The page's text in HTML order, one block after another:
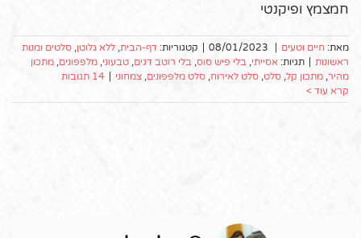
חמצמץ ופיקנטי
מאת: חיים וטעים 08/01/2023 קטגוריות: דף-הבית, ללא גלוטן, סלטים ומנות
ראשונות
תגיות: אסייתי, בלי פיש סוס, בלי רוטב דגים, טבעוני, מלפפונים, מתכון
מהיר, מתכון קל, סלט, סלט לאירוח, סלט מלפפונים, צמחוני
14 תגובות
קרא עוד >